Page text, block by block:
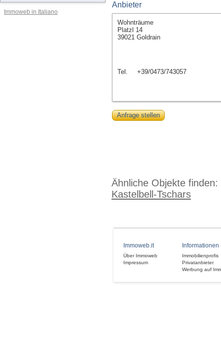
Immoweb in Italiano
Anbieter
Wohnträume
Platzl 14
39021 Goldrain
Tel. +39/0473/743057
Anfrage stellen
Ähnliche Objekte finden:
Kastelbell-Tschars
Immoweb.it
Über Immoweb
Impressum
Informationen
Immobilienprofis
Privatanbieter
Werbung auf